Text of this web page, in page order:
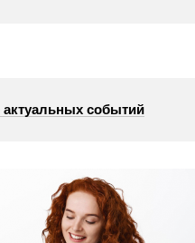
актуальных событий